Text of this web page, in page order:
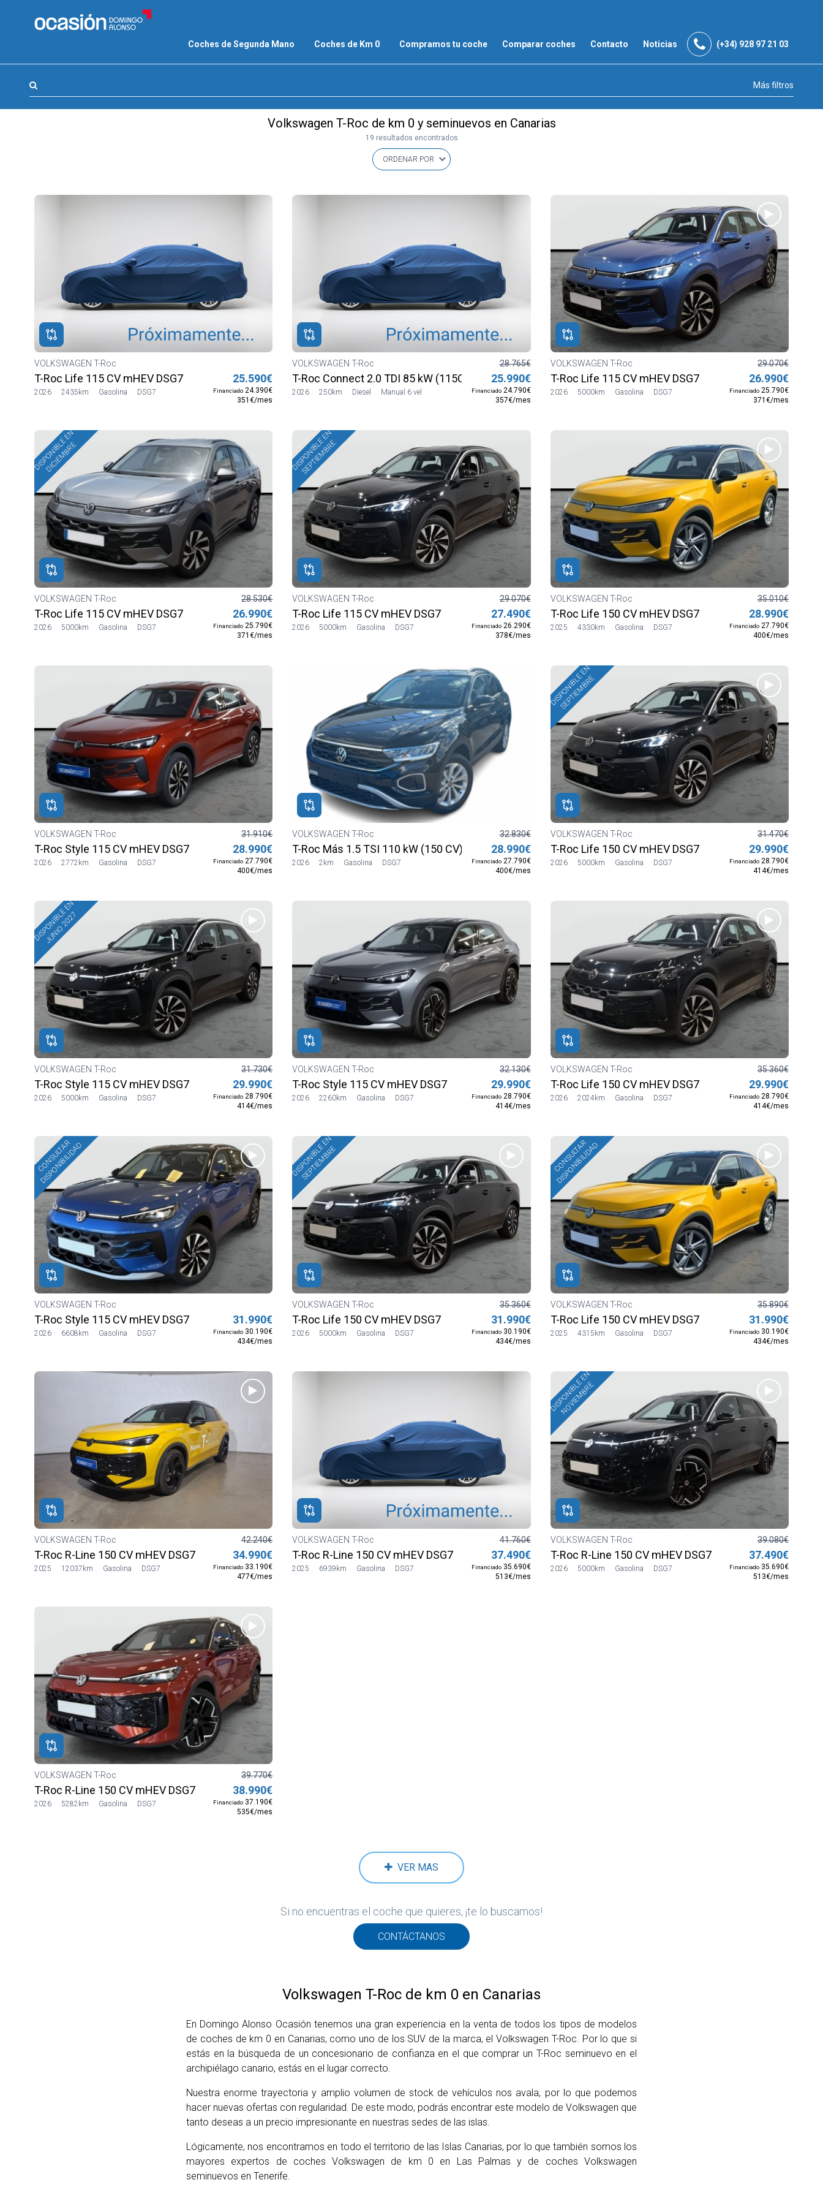
Coches de Segunda Mano Coches de Km 0 Compramos tu coche Comparar coches Contacto Noticias (+34) 928 97 21 03
FILTROS
APPROVED
Modelo (1)
Más filtros
Volkswagen T-Roc de km 0 y seminuevos en Canarias
19 resultados encontrados
VOLKSWAGEN T-Roc
T-Roc Life 115 CV mHEV DSG7
2026 2435km Gasolina DSG7
25.590€
Financiado 24.390€
351€/mes
VOLKSWAGEN T-Roc
T-Roc Connect 2.0 TDI 85 kW (115CV) SG6
2026 250km Diesel Manual 6 vel
28.765€
25.990€
Financiado24.790€
357€/mes
VOLKSWAGEN T-Roc
T-Roc Life 115 CV mHEV DSG7
2026 5000km Gasolina DSG7
29.070€
26.990€
Financiado25.790€
371€/mes
DISPONIBLE EN
DICIEMBRE
VOLKSWAGEN T-Roc
T-Roc Life 115 CV mHEV DSG7
2026 5000km Gasolina DSG7
28.530€
26.990€
Financiado 25.790€
371€/mes
DISPONIBLE EN
SEPTIEMBRE
VOLKSWAGEN T-Roc
T-Roc Life 115 CV mHEV DSG7
2026 5000km Gasolina DSG7
29.070€
27.490€
Financiado26.290€
378€/mes
VOLKSWAGEN T-Roc
T-Roc Life 150 CV mHEV DSG7
2025 4330km Gasolina DSG7
35.010€
28.990€
Financiado27.790€
400€/mes
VOLKSWAGEN T-Roc
T-Roc Style 115 CV mHEV DSG7
2026 2772km Gasolina DSG7
31.910€
28.990€
Financiado 27.790€
400€/mes
VOLKSWAGEN T-Roc
T-Roc Más 1.5 TSI 110 kW (150 CV) DSG7
2026 2km Gasolina DSG7
32.830€
28.990€
Financiado27.790€
400€/mes
DISPONIBLE EN
SEPTIEMBRE
VOLKSWAGEN T-Roc
T-Roc Life 150 CV mHEV DSG7
2026 5000km Gasolina DSG7
31.470€
29.990€
Financiado28.790€
414€/mes
DISPONIBLE EN
JUNIO 2027
VOLKSWAGEN T-Roc
T-Roc Style 115 CV mHEV DSG7
2026 5000km Gasolina DSG7
31.730€
29.990€
Financiado 28.790€
414€/mes
VOLKSWAGEN T-Roc
T-Roc Style 115 CV mHEV DSG7
2026 2260km Gasolina DSG7
32.130€
29.990€
Financiado28.790€
414€/mes
VOLKSWAGEN T-Roc
T-Roc Life 150 CV mHEV DSG7
2026 2024km Gasolina DSG7
35.360€
29.990€
Financiado28.790€
414€/mes
CONSULTAR
DISPONIBILIDAD
VOLKSWAGEN T-Roc
T-Roc Style 115 CV mHEV DSG7
2026 6608km Gasolina DSG7
31.990€
Financiado 30.190€
434€/mes
DISPONIBLE EN
SEPTIEMBRE
VOLKSWAGEN T-Roc
T-Roc Life 150 CV mHEV DSG7
2026 5000km Gasolina DSG7
35.360€
31.990€
Financiado30.190€
434€/mes
CONSULTAR
DISPONIBILIDAD
VOLKSWAGEN T-Roc
T-Roc Life 150 CV mHEV DSG7
2025 4315km Gasolina DSG7
35.890€
31.990€
Financiado30.190€
434€/mes
VOLKSWAGEN T-Roc
T-Roc R-Line 150 CV mHEV DSG7
2025 12037km Gasolina DSG7
42.240€
34.990€
Financiado 33.190€
477€/mes
VOLKSWAGEN T-Roc
T-Roc R-Line 150 CV mHEV DSG7
2025 6939km Gasolina DSG7
41.760€
37.490€
Financiado35.690€
513€/mes
DISPONIBLE EN
NOVIEMBRE
VOLKSWAGEN T-Roc
T-Roc R-Line 150 CV mHEV DSG7
2026 5000km Gasolina DSG7
39.080€
37.490€
Financiado35.690€
513€/mes
VOLKSWAGEN T-Roc
T-Roc R-Line 150 CV mHEV DSG7
2026 5282km Gasolina DSG7
39.770€
38.990€
Financiado 37.190€
535€/mes
VER MAS
Si no encuentras el coche que quieres, ¡te lo buscamos!
CONTÁCTANOS
Volkswagen T-Roc de km 0 en Canarias
En Domingo Alonso Ocasión tenemos una gran experiencia en la venta de todos los tipos de modelos
de coches de km 0 en Canarias, como uno de los SUV de la marca, el Volkswagen T-Roc. Por lo que si
estás en la búsqueda de un concesionario de confianza en el que comprar un T-Roc seminuevo en el
archipiélago canario, estás en el lugar correcto.
Nuestra enorme trayectoria y amplio volumen de stock de vehículos nos avala, por lo que podemos
hacer nuevas ofertas con regularidad. De este modo, podrás encontrar este modelo de Volkswagen que
tanto deseas a un precio impresionante en nuestras sedes de las islas.
Lógicamente, nos encontramos en todo el territorio de las Islas Canarias, por lo que también somos los
mayores expertos de coches Volkswagen de km 0 en Las Palmas y de coches Volkswagen
seminuevos en Tenerife.